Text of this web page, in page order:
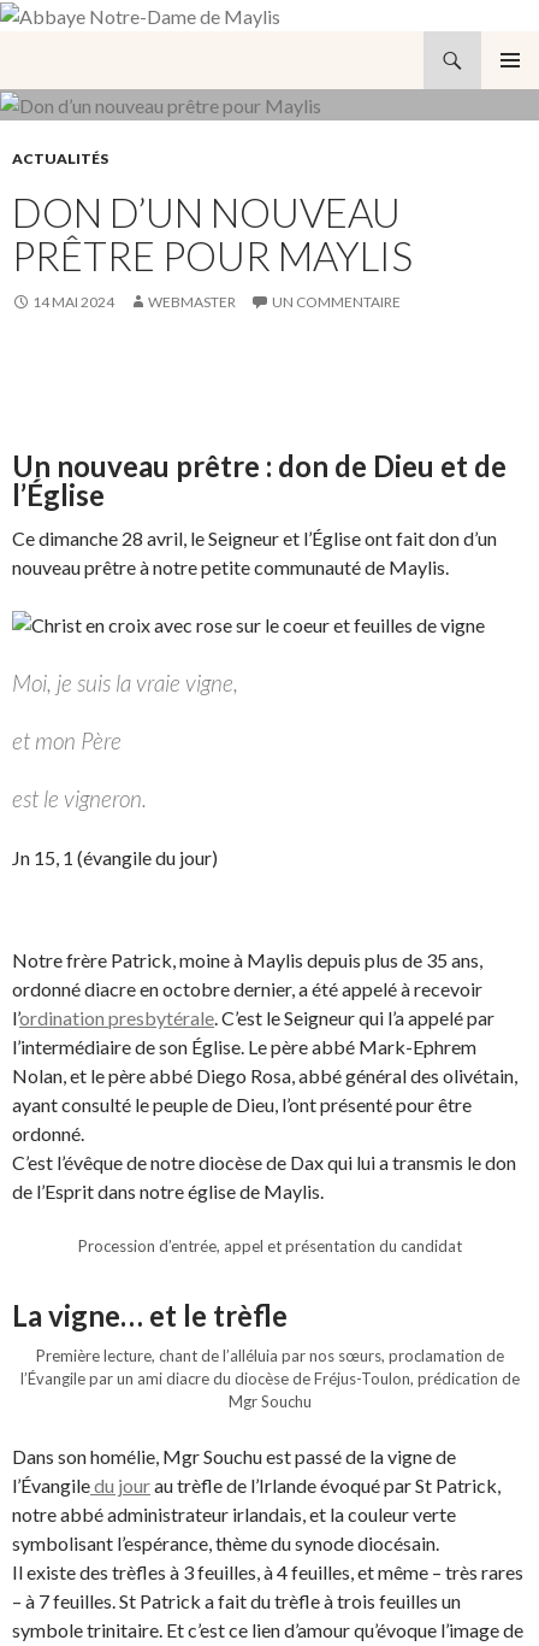
AU
ACTUALITÉS
DON D’UN NOUVEAU
PRÊTRE POUR MAYLIS
14 MAI 2024 WEBMASTER UN COMMENTAIRE
Un nouveau prêtre : don de Dieu et de
l’Église
Ce dimanche 28 avril, le Seigneur et l’Église ont fait don d’un
nouveau prêtre à notre petite communauté de Maylis.
Moi, je suis la vraie vigne,
et mon Père
est le vigneron.
Jn 15, 1 (évangile du jour)
Notre frère Patrick, moine à Maylis depuis plus de 35 ans,
ordonné diacre en octobre dernier, a été appelé à recevoir
l’ordination presbytérale. C’est le Seigneur qui l’a appelé par
l’intermédiaire de son Église. Le père abbé Mark-Ephrem
Nolan, et le père abbé Diego Rosa, abbé général des olivétain,
ayant consulté le peuple de Dieu, l’ont présenté pour être
ordonné.
C’est l’évêque de notre diocèse de Dax qui lui a transmis le don
de l’Esprit dans notre église de Maylis.
Procession d’entrée, appel et présentation du candidat
La vigne… et le trèfle
Première lecture, chant de l’alléluia par nos sœurs, proclamation de
l’Évangile par un ami diacre du diocèse de Fréjus-Toulon, prédication de
Mgr Souchu
Dans son homélie, Mgr Souchu est passé de la vigne de
l’Évangiledu jourau trèfle de l’Irlande évoqué par St Patrick,
notre abbé administrateur irlandais, et la couleur verte
symbolisant l’espérance, thème du synode diocésain.
Il existe des trèfles à 3 feuilles, à 4 feuilles, et même – très rares
– à 7 feuilles. St Patrick a fait du trèfle à trois feuilles un
symbole trinitaire. Et c’est ce lien d’amour qu’évoque l’image de